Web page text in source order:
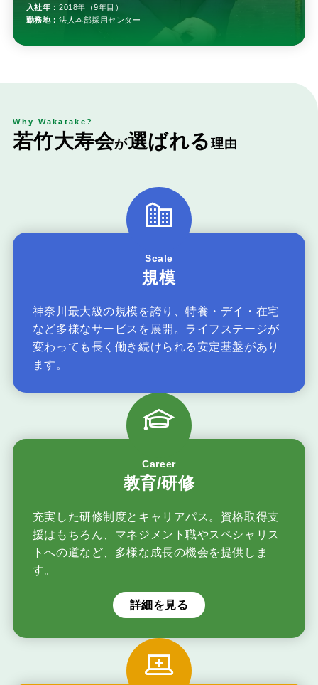
入社年： 2018年（9年目）
勤務地： 法人本部採用センター
Why Wakatake?
若竹大寿会が選ばれる理由
Scale
規模
神奈川最大級の規模を誇り、特養・デイ・在宅
など多様なサービスを展開。ライフステージが
変わっても長く働き続けられる安定基盤があり
ます。
Career
教育/研修
充実した研修制度とキャリアパス。資格取得支
援はもちろん、マネジメント職やスペシャリス
トへの道など、多様な成長の機会を提供しま
す。
詳細を見る